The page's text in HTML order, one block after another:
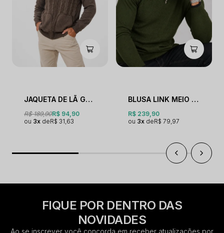
JAQUETA DE LÃ GOLA POLO
R$ 189,90R$ 94,90
3x
R$ 31,63
BLUSA LINK MEIO ZÍPER
R$ 239,90
3x
R$ 79,97
FIQUE POR DENTRO DAS
NOVIDADES
Ao se inscrever você concorda em receber atualizações por